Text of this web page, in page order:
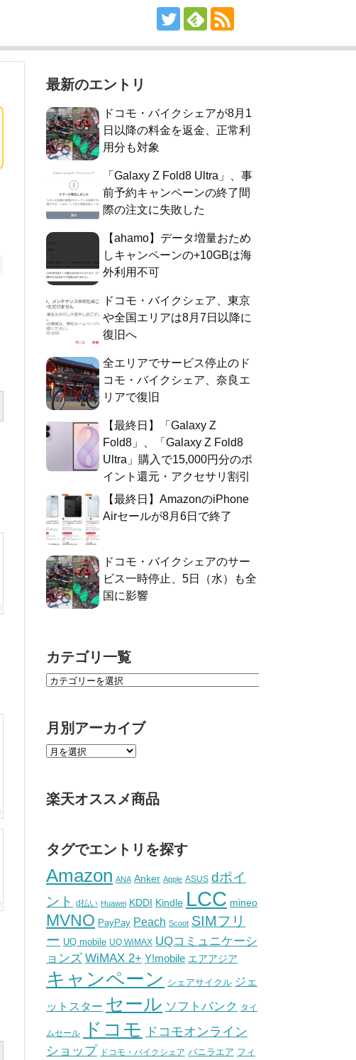
最新のエントリ
ドコモ・バイクシェアが8月1
日以降の料金を返金、正常利
用分も対象
「Galaxy Z Fold8 Ultra」、事
前予約キャンペーンの終了間
際の注文に失敗した
【ahamo】データ増量おため
しキャンペーンの+10GBは海
外利用不可
ドコモ・バイクシェア、東京
や全国エリアは8月7日以降に
復旧へ
全エリアでサービス停止のド
コモ・バイクシェア、奈良エ
リアで復旧
【最終日】「Galaxy Z
Fold8」、「Galaxy Z Fold8
Ultra」購入で15,000円分のポ
イント還元・アクセサリ割引
【最終日】AmazonのiPhone
Airセールが8月6日で終了
ドコモ・バイクシェアのサー
ビス一時停止、5日（水）も全
国に影響
カテゴリ一覧
月別アーカイブ
楽天オススメ商品
タグでエントリを探す
Amazon ANA Anker Apple ASUS dポイ
ント
d払い Huawei KDDI Kindle LCC mineo
MVNO PayPay Peach Scoot SIMフリ
ー UQ mobile UQ WiMAX UQコミュニケーシ
ョンズ WiMAX 2+ Y!mobile エアアジア
キャンペーン シェアサイクル ジェ
ットスター セール ソフトバンク タイ
ムセール ドコモ
ドコモオンライン
ショップ ドコモ・バイクシェア バニラエア フィ